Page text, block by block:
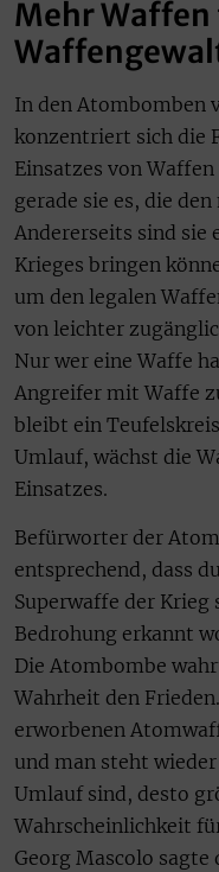
Mehr
In den Atombomben
konzentriert sich die
Einsatzes von
gerade sie es, die
Andererseits sind sie
Krieges bringen
um den legalen
von leichter
Nur wer eine Waffe
Angreifer mit Waffe
bleibt ein
Umlauf, wächst die
Einsatzes.
Befürworter der
entsprechend, dass
Superwaffe der Krieg
Bedrohung erkannt
Die Atombombe
Wahrheit den
erworbenen
und man steht
Umlauf sind, desto
Wahrscheinlichkeit
Georg Mascolo